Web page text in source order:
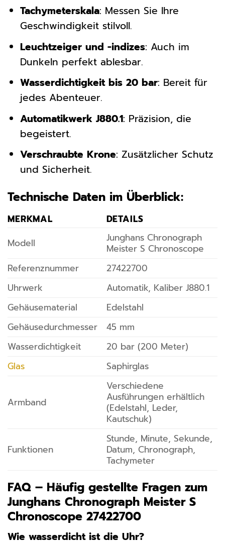
Tachymeterskala: Messen Sie Ihre
Geschwindigkeit stilvoll.
Leuchtzeiger und -indizes: Auch im
Dunkeln perfekt ablesbar.
Wasserdichtigkeit bis 20 bar: Bereit für
jedes Abenteuer.
Automatikwerk J880.1: Präzision, die
begeistert.
Verschraubte Krone: Zusätzlicher Schutz
und Sicherheit.
Technische Daten im Überblick:
MERKMAL
DETAILS
Modell
Junghans Chronograph
Meister S Chronoscope
Referenznummer
27422700
Uhrwerk
Automatik, Kaliber J880.1
Gehäusematerial
Edelstahl
Gehäusedurchmesser
45 mm
Wasserdichtigkeit
20 bar (200 Meter)
Glas
Saphirglas
Armband
Verschiedene
Ausführungen erhältlich
(Edelstahl, Leder,
Kautschuk)
Funktionen
Stunde, Minute, Sekunde,
Datum, Chronograph,
Tachymeter
FAQ – Häufig gestellte Fragen zum
Junghans Chronograph Meister S
Chronoscope 27422700
Wie wasserdicht ist die Uhr?